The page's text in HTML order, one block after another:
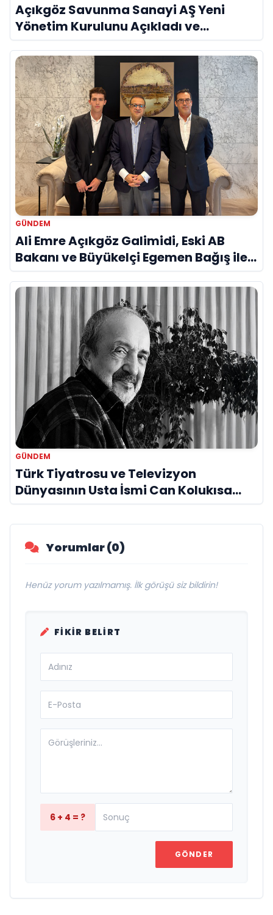
Açıkgöz Savunma Sanayi AŞ Yeni
Yönetim Kurulunu Açıkladı ve
Savunma Sanayinde Küresel Vizyon
Vurgusu
GÜNDEM
Ali Emre Açıkgöz Galimidi, Eski AB
Bakanı ve Büyükelçi Egemen Bağış ile
Bir Araya Geldi
GÜNDEM
Türk Tiyatrosu ve Televizyon
Dünyasının Usta İsmi Can Kolukısa
Hayatını Kaybetti
Yorumlar (0)
Henüz yorum yazılmamış. İlk görüşü siz bildirin!
FIKIR BELIRT
6 + 4 = ?
GÖNDER